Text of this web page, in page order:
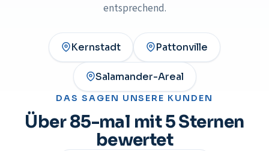
entsprechend.
Kernstadt Pattonville
Salamander-Areal
DAS SAGEN UNSERE KUNDEN
Über 85-mal mit 5 Sternen
bewertet